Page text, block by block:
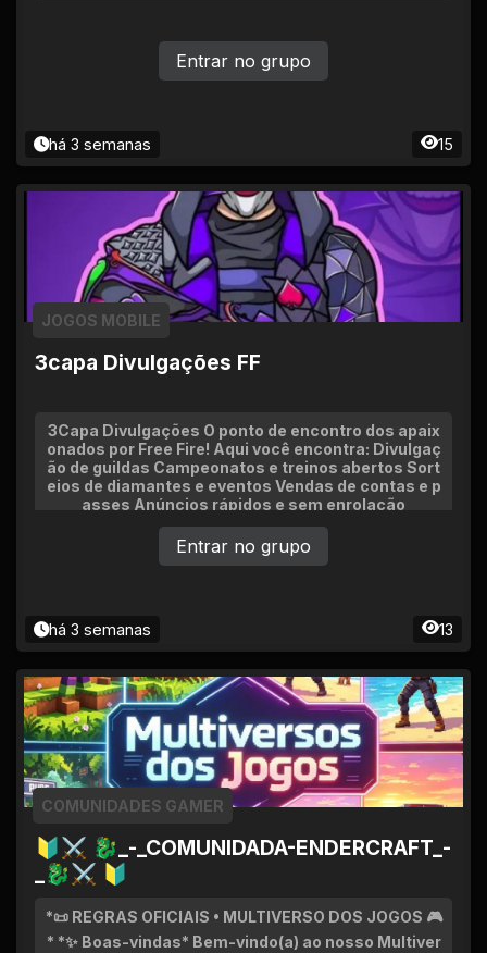
há 3 semanas 15
Entrar no grupo
3capa Divulgações FF
JOGOS MOBILE
3Capa Divulgações O ponto de encontro dos apaix
onados por Free Fire! Aqui você encontra: Divulgaç
ão de guildas Campeonatos e treinos abertos Sort
eios de diamantes e eventos Vendas de contas e p
asses Anúncios rápidos e sem enrolação
há 3 semanas 13
Entrar no grupo
🔰⚔ 🐉_-_COMUNIDADA-ENDERCRAFT_-
_🐉⚔ 🔰
COMUNIDADES GAMER
*📜 REGRAS OFICIAIS • MULTIVERSO DOS JOGOS 🎮
* *✨ Boas-vindas* Bem-vindo(a) ao nosso Multiver